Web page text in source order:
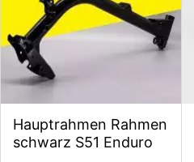
Hauptrahmen Rahmen
schwarz S51 Enduro